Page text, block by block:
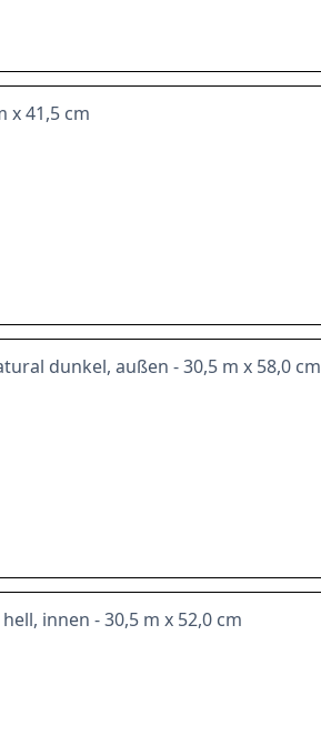
x 41,5 cm
dunkel, außen - 30,5 m x 58,0 cm
innen - 30,5 m x 52,0 cm